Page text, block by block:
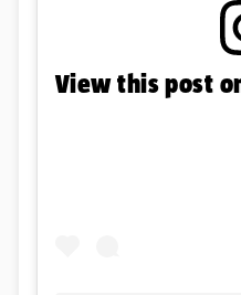
View this post